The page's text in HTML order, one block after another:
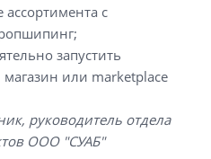
с
запустить
или marketplace
руководитель отдела
ООО "СУАБ"